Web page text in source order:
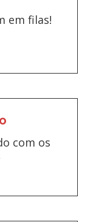
em filas!
com os